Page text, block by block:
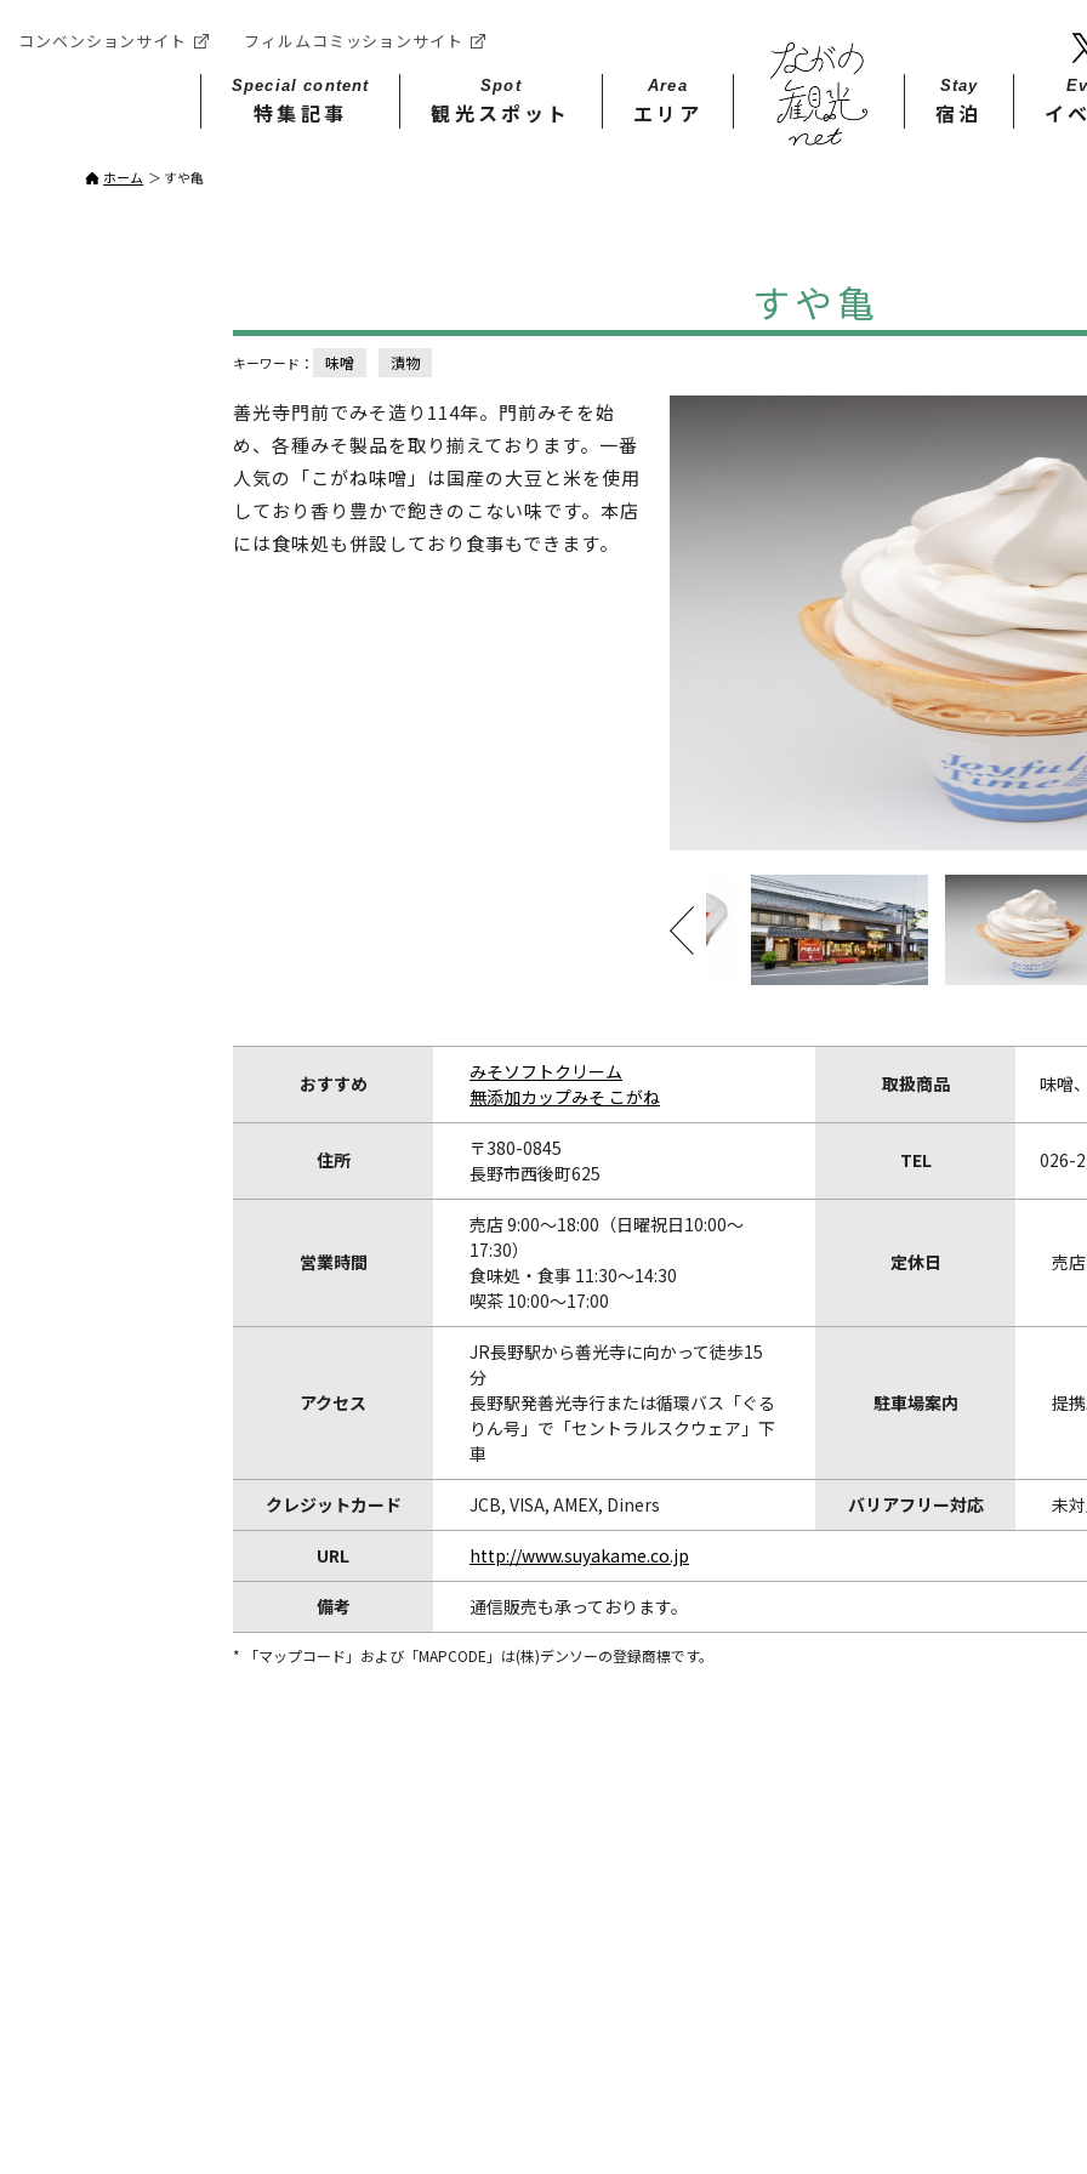
コンベンションサイト フィルムコミッションサイト
Special content
特集記事
Spot
観光スポット
Area
エリア
Stay​
宿泊 イ
ホーム すや亀
すや亀
キーワード： 味噌 漬物
善光寺門前でみそ造り114年。門前みそを始
め、各種みそ製品を取り揃えております。一番
人気の「こがね味噌」は国産の大豆と米を使用
しており香り豊かで飽きのこない味です。本店
には食味処も併設しており食事もできます。
おすすめ
みそソフトクリーム
無添加カップみそ こがね
取扱商品 味噌
住所
〒380-0845
長野市西後町625
TEL 026-
営業時間
売店 9:00～18:00（日曜祝日10:00～
17:30）
食味処・食事 11:30～14:30
喫茶 10:00～17:00
定休日 売
アクセス
JR長野駅から善光寺に向かって徒歩15
分
長野駅発善光寺行または循環バス「ぐる
りん号」で「セントラルスクウェア」下
車
駐車場案内 提
クレジットカード JCB, VISA, AMEX, Diners バリアフリー対応 未
URL http://www.suyakame.co.jp
備考 通信販売も承っております。
* 「マップコード」および「MAPCODE」は(株)デンソーの登録商標です。